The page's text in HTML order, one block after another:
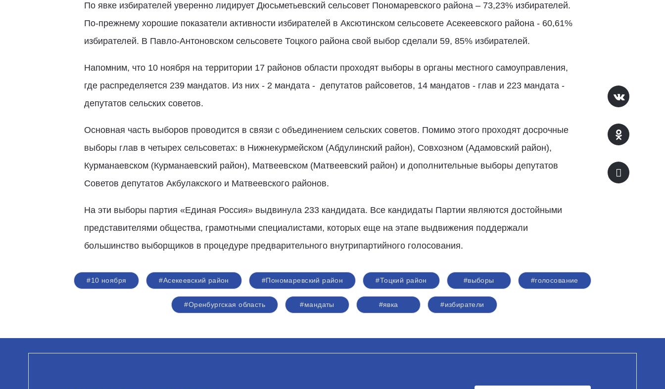
По явке избирателей уверенно лидирует Дюсьметьевский сельсовет Пономаревского района – 73,23% избирателей.
По-прежнему хорошие показатели активности избирателей в Аксютинском сельсовете Асекеевского района - 60,61%
избирателей. В Павло-Антоновском сельсовете Тоцкого района свой выбор сделали 59, 85% избирателей.
Напомним, что 10 ноября на территории 17 районов области проходят выборы в органы местного самоуправления,
где распределяется 239 мандатов. Из них - 2 мандата - депутатов райсоветов, 14 мандатов - глав и 223 мандата -
депутатов сельских советов.
Основная часть выборов проводится в связи с объединением сельских советов. Помимо этого проходят досрочные
выборы глав в четырех сельсоветах: в Нижнекурмейском (Абдулинский район), Совхозном (Адамовский район),
Курманаевском (Курманаевский район), Матвеевском (Матвеевский район) и дополнительные выборы депутатов
Советов депутатов Акбулакского и Матвеевского районов.
На эти выборы партия «Единая Россия» выдвинула 233 кандидата. Все кандидаты Партии являются достойными
представителями общества, грамотными специалистами, которых еще на этапе выдвижения поддержали
большинство выборщиков в процедуре предварительного внутрипартийного голосования.
#10 ноября #Асекеевский район #Пономаревский район #Тоцкий район #выборы #голосование
#Оренбургская область #мандаты #явка #избиратели